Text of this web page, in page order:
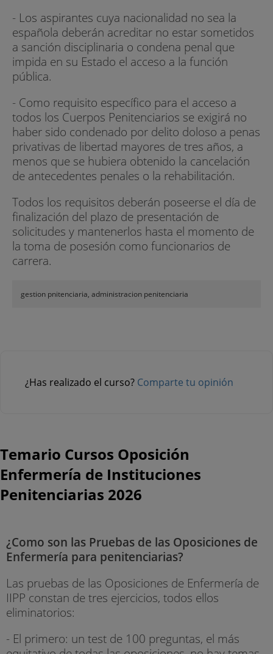
- Los aspirantes cuya nacionalidad no sea la
española deberán acreditar no estar sometidos
a sanción disciplinaria o condena penal que
impida en su Estado el acceso a la función
pública.
- Como requisito específico para el acceso a
todos los Cuerpos Penitenciarios se exigirá no
haber sido condenado por delito doloso a penas
privativas de libertad mayores de tres años, a
menos que se hubiera obtenido la cancelación
de antecedentes penales o la rehabilitación.
Todos los requisitos deberán poseerse el día de
finalización del plazo de presentación de
solicitudes y mantenerlos hasta el momento de
la toma de posesión como funcionarios de
carrera.
gestion pnitenciaria, administracion penitenciaria
¿Has realizado el curso? Comparte tu opinión
Temario Cursos Oposición
Enfermería de Instituciones
Penitenciarias 2026
¿Como son las Pruebas de las Oposiciones de
Enfermería para penitenciarias?
Las pruebas de las Oposiciones de Enfermería de
IIPP constan de tres ejercicios, todos ellos
eliminatorios:
- El primero: un test de 100 preguntas, el más